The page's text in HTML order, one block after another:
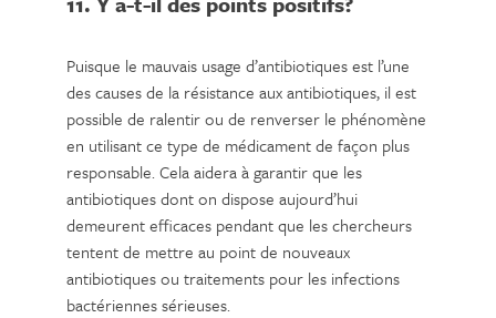
Puisque le mauvais usage d’antibiotiques est l’une
des causes de la résistance aux antibiotiques, il est
possible de ralentir ou de renverser le phénomène
en utilisant ce type de médicament de façon plus
responsable. Cela aidera à garantir que les
antibiotiques dont on dispose aujourd’hui
demeurent efficaces pendant que les chercheurs
tentent de mettre au point de nouveaux
antibiotiques ou traitements pour les infections
bactériennes sérieuses.